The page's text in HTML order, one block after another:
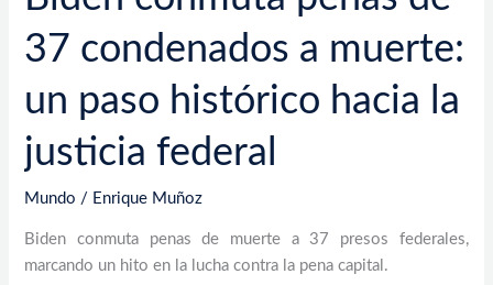
37 condenados a muerte:
un paso histórico hacia la
justicia federal
Mundo / Enrique Muñoz
Biden conmuta penas de muerte a 37 presos federales,
marcando un hito en la lucha contra la pena capital.
justicia
federal